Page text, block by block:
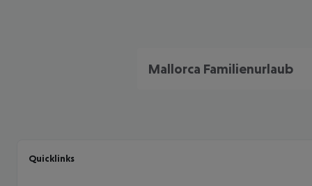
Mallorca Familienurlaub
Quicklinks